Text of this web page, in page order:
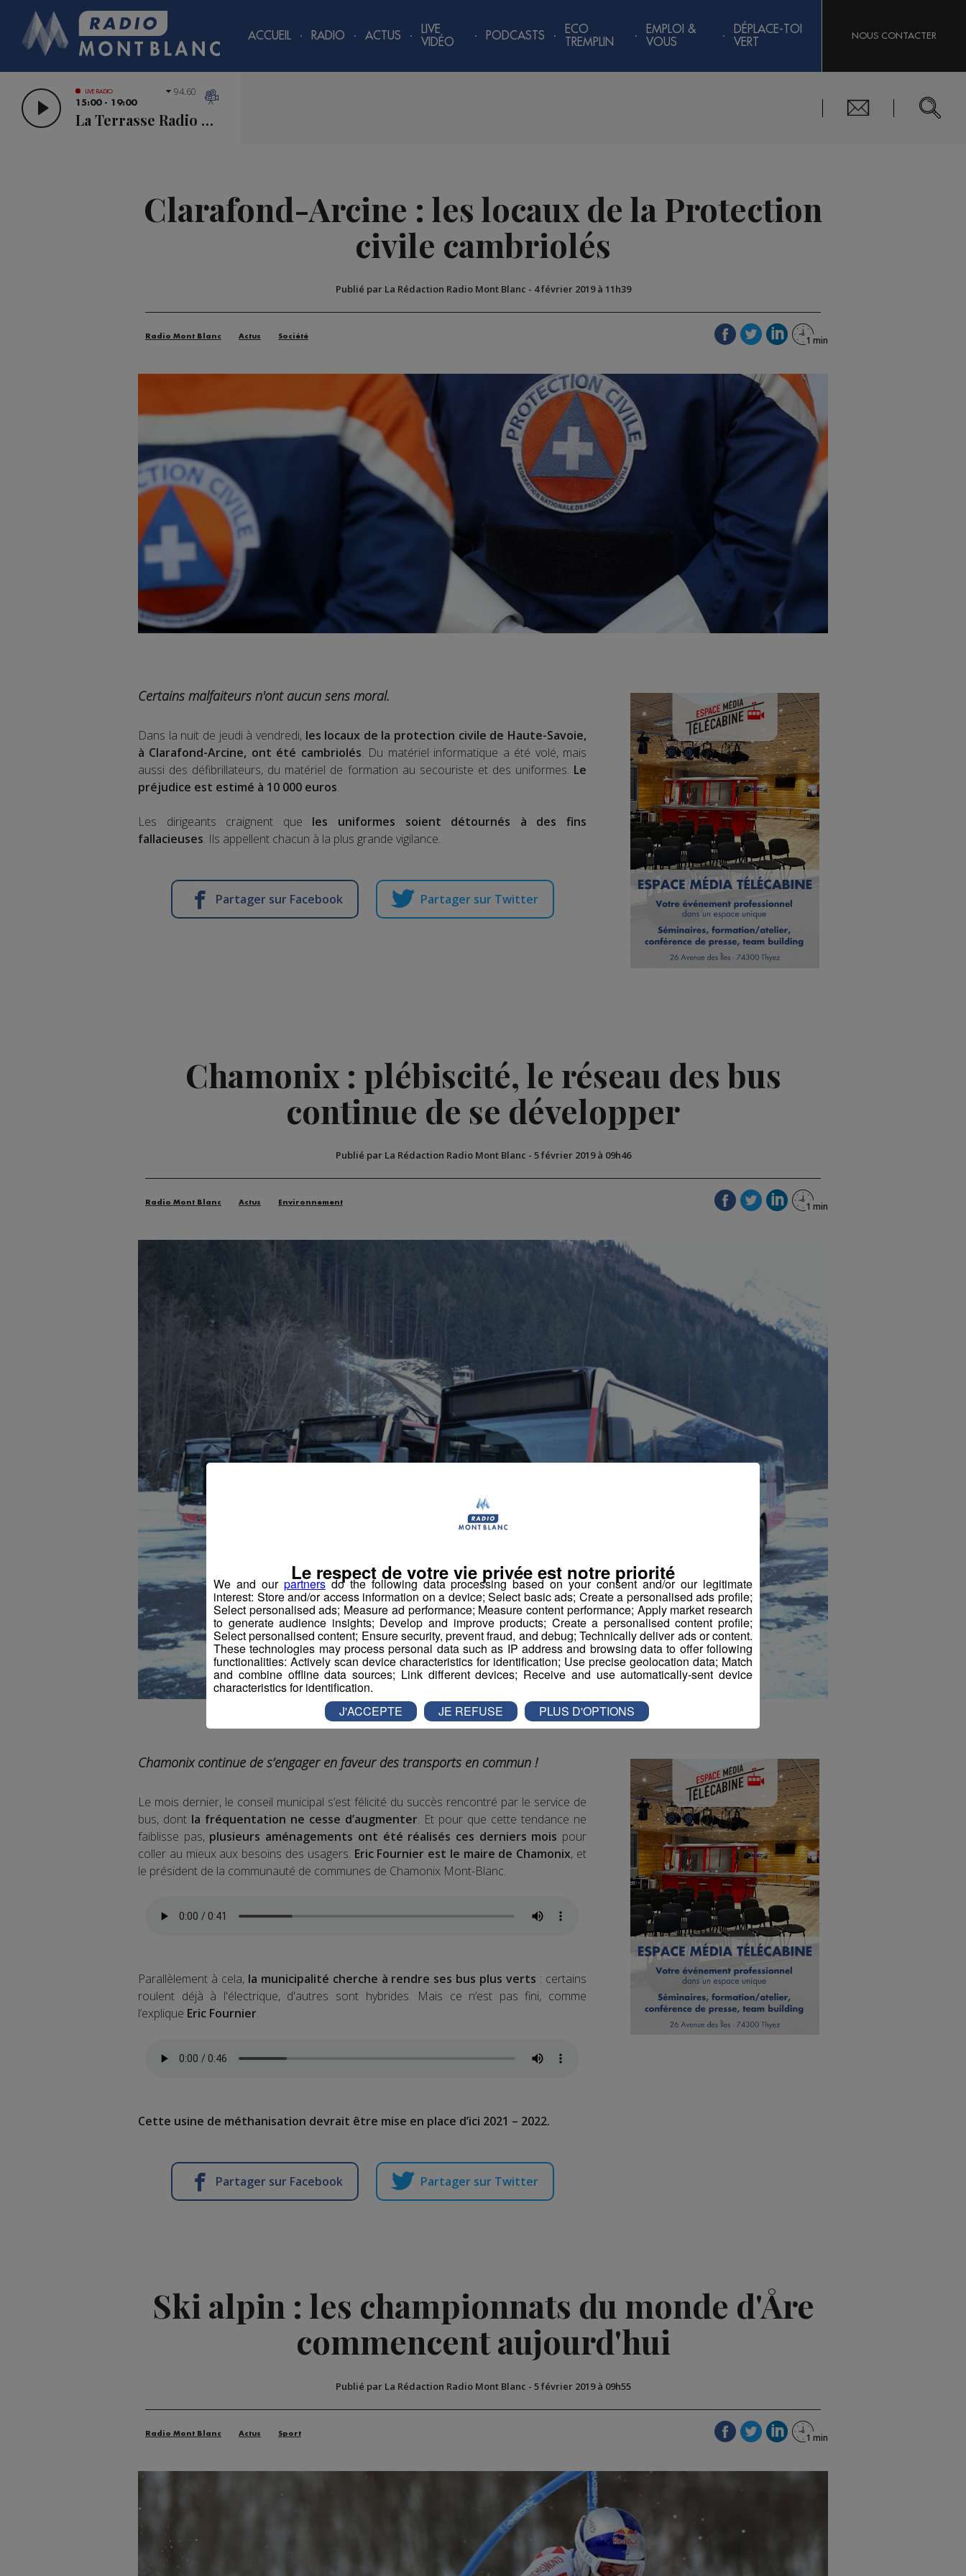
ACCUEIL RADIO ACTUS
LIVE
VIDÉO
PODCASTS
ECO
TREMPLIN
EMPLOI &
VOUS
DÉPLACE-TOI
VERT
NOUS CONTACTER
LIVE RADIO
15:00 - 19:00
La Terrasse Radio Mont Blanc
94.60
Clarafond-Arcine : les locaux de la Protection
civile cambriolés
Publié par La Rédaction Radio Mont Blanc - 4 février 2019 à 11h39
Radio Mont Blanc Actus Société
Certains malfaiteurs n'ont aucun sens moral.
Dans la nuit de jeudi à vendredi, les locaux de la protection civile de Haute-Savoie,
à Clarafond-Arcine, ont été cambriolés. Du matériel informatique a été volé, mais
aussi des défibrillateurs, du matériel de formation au secouriste et des uniformes. Le
préjudice est estimé à 10 000 euros.
Les dirigeants craignent que les uniformes soient détournés à des fins
fallacieuses. Ils appellent chacun à la plus grande vigilance.
Partager sur Facebook Partager sur Twitter
Chamonix : plébiscité, le réseau des bus
continue de se développer
Publié par La Rédaction Radio Mont Blanc - 5 février 2019 à 09h46
Radio Mont Blanc Actus Environnement
Chamonix continue de s’engager en faveur des transports en commun !
Le mois dernier, le conseil municipal s’est félicité du succès rencontré par le service de
bus, dont la fréquentation ne cesse d’augmenter. Et pour que cette tendance ne
faiblisse pas, plusieurs aménagements ont été réalisés ces derniers mois pour
coller au mieux aux besoins des usagers. Eric Fournier est le maire de Chamonix, et
le président de la communauté de communes de Chamonix Mont-Blanc.
Parallèlement à cela, la municipalité cherche à rendre ses bus plus verts : certains
roulent déjà à l'électrique, d'autres sont hybrides. Mais ce n’est pas fini, comme
l’explique Eric Fournier.
Cette usine de méthanisation devrait être mise en place d’ici 2021 – 2022.
Partager sur Facebook Partager sur Twitter
Ski alpin : les championnats du monde d'Åre
commencent aujourd'hui
Publié par La Rédaction Radio Mont Blanc - 5 février 2019 à 09h55
Radio Mont Blanc Actus Sport
We and our partnersdo the following data processing based on your consent and/or our legitimate
interest: Store and/or access information on a device; Select basic ads; Create a personalised ads profile;
Select personalised ads; Measure ad performance; Measure content performance; Apply market research
to generate audience insights; Develop and improve products; Create a personalised content profile;
Select personalised content; Ensure security, prevent fraud, and debug; Technically deliver ads or content.
These technologies may process personal data such as IP address and browsing data to offer following
functionalities: Actively scan device characteristics for identification; Use precise geolocation data; Match
and combine offline data sources; Link different devices; Receive and use automatically-sent device
characteristics for identification.
Le respect de votre vie privée est notre priorité
J'ACCEPTE JE REFUSE PLUS D'OPTIONS